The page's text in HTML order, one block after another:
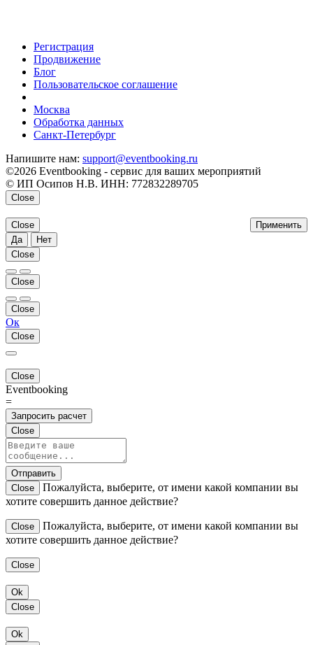
Регистрация
Продвижение
Блог
Пользовательское соглашение
Москва
Обработка данных
Санкт-Петербург
Напишите нам: support@eventbooking.ru
©2026 Eventbooking - сервис для ваших мероприятий
© ИП Осипов Н.В. ИНН: 772832289705
Close
Применить
Close
Да
Нет
Close
Close
Close
Ок
Close
Close
Eventbooking
=
Запросить расчет
Close
Отправить
Close
Пожалуйста, выберите, от имени какой компании вы
хотите совершить данное действие?
Close
Пожалуйста, выберите, от имени какой компании вы
хотите совершить данное действие?
Close
Ok
Close
Ok